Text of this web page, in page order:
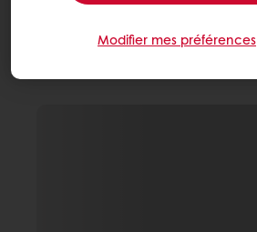
Modifier mes préférences